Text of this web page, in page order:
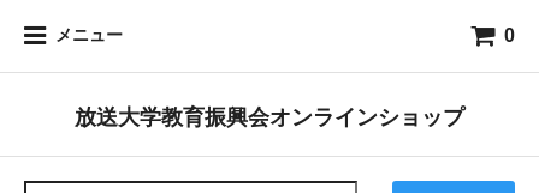
メニュー 0
放送大学教育振興会オンラインショップ